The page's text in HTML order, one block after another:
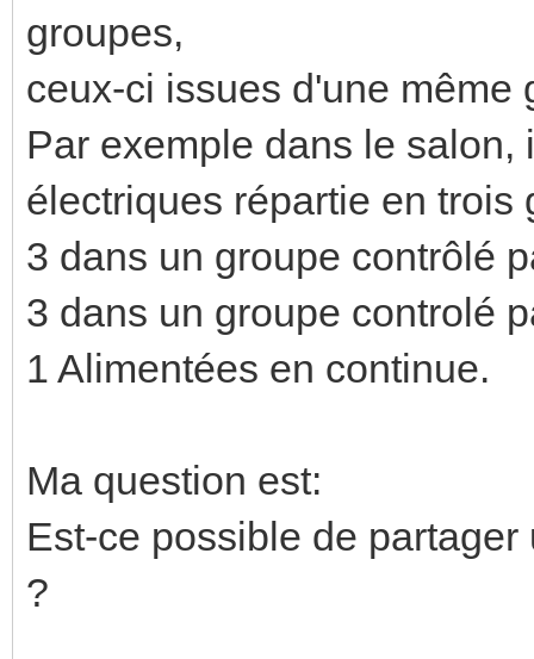
groupes,
ceux-ci issues d'une même
Par exemple dans le
électriques répartie en trois
3 dans un groupe contrôlé
3 dans un groupe controlé
1 Alimentées en continue.
Ma question est:
Est-ce possible de
?